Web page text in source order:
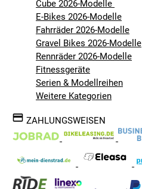
Cube 2026-Modelle
E-Bikes 2026-Modelle
Fahrräder 2026-Modelle
Gravel Bikes 2026-Modelle
Rennräder 2026-Modelle
Fitnessgeräte
Serien & Modellreihen
Weitere Kategorien
ZAHLUNGSWEISEN